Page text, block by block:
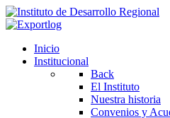
Inicio
Institucional
Back
El Instituto
Nuestra historia
Convenios y